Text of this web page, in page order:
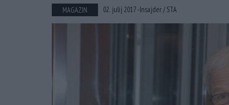
MAGAZIN 02. julij 2017 -Insajder /STA